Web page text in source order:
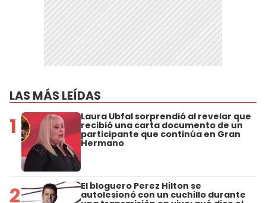
LAS MÁS LEÍDAS
1 Laura Ubfal sorprendió al revelar que
recibió una carta documento de un
participante que continúa en Gran
Hermano
2 El bloguero Perez Hilton se
autolesionó con un cuchillo durante